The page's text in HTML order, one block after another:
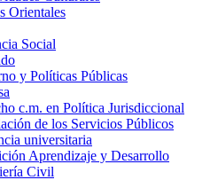
Orientales
Social
y Políticas Públicas
c.m. en Política Jurisdiccional
de los Servicios Públicos
universitaria
Aprendizaje y Desarrollo
Civil